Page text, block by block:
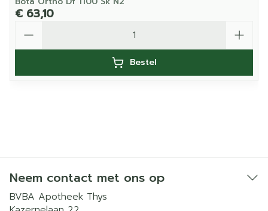
€ 63,10
Bestel
Neem contact met ons op
BVBA Apotheek Thys